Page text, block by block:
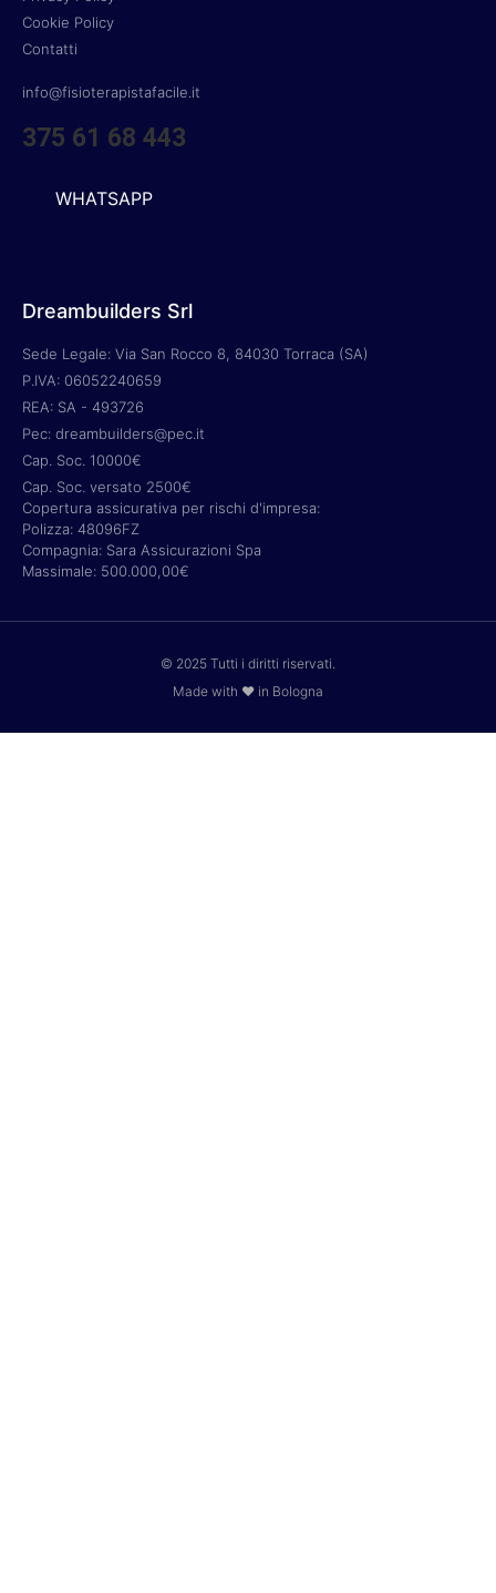
Cookie Policy
Contatti
info@fisioterapistafacile.it
375 61 68 443
WHATSAPP
Dreambuilders Srl
Sede Legale: Via San Rocco 8, 84030 Torraca (SA)
P.IVA: 06052240659
REA: SA - 493726
Pec: dreambuilders@pec.it
Cap. Soc. 10000€
Cap. Soc. versato 2500€
Copertura assicurativa per rischi d'impresa:
Polizza: 48096FZ
Compagnia: Sara Assicurazioni Spa
Massimale: 500.000,00€
© 2025 Tutti i diritti riservati.
Made with ❤ in Bologna